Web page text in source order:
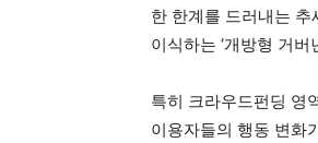
한 한계를 드러내는
이식하는 ‘개방형 거
특히 크라우드펀딩 영
이용자들의 행동 변화